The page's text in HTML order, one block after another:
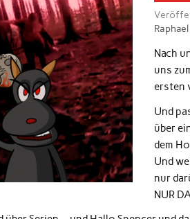
Raphael
Nach
uns
ersten
Und
über
dem
Und
nur
NUR